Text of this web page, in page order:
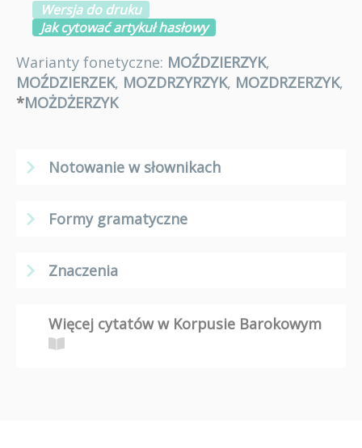
Wersja do druku
Jak cytować artykuł hasłowy
Warianty fonetyczne: MOŹDZIERZYK,
MOŹDZIERZEK, MOZDRZYRZYK, MOZDRZERZYK,
*MOŻDŻERZYK
Notowanie w słownikach
Formy gramatyczne
Znaczenia
Więcej cytatów w Korpusie Barokowym